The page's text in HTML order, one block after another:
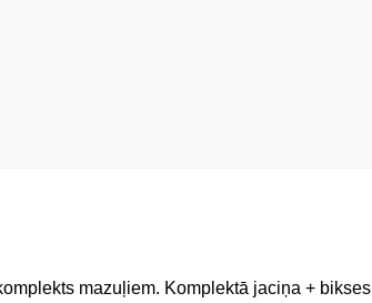
mazuļiem. Komplektā jaciņa + bikses